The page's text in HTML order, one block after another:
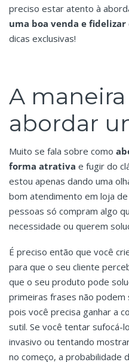
preciso estar atento à
uma boa venda e
dicas exclusivas!
A
abordar
Muito se fala sobre como
forma atrativa e fugir do
estou apenas dando uma
bom atendimento em loja
pessoas só compram algo
necessidade ou querem
É preciso então que você
para que o seu cliente
que o seu produto pode
primeiras frases não
pois você precisa ganhar a
sutil. Se você tentar
invasivo ou tentando
no começo, a probabilidade